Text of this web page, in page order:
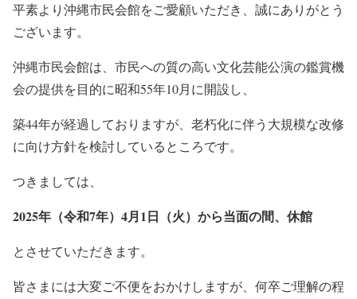
平素より沖縄市民会館をご愛顧いただき、誠にありがとう
ございます。
沖縄市民会館は、市民への質の高い文化芸能公演の鑑賞機
会の提供を目的に昭和55年10月に開設し、
築44年が経過しておりますが、老朽化に伴う大規模な改修
に向け方針を検討しているところです。
つきましては、
2025年（令和7年）4月1日（火）から当面の間、休館
とさせていただきます。
皆さまには大変ご不便をおかけしますが、何卒ご理解の程